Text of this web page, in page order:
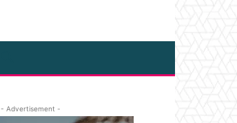
- Advertisement -